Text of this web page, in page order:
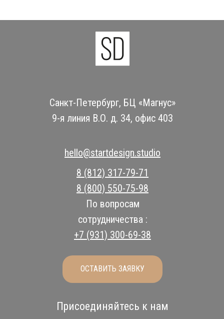
Санкт-Петербург, БЦ «Магнус»
9-я линия В.О. д. 34, офис 403
8 (812) 317-79-71
8 (800) 550-75-98
По вопросам
сотрудничества :
+7 (931) 300-69-38
hello@startdesign.studio
Присоединяйтесь к нам
ОСТАВИТЬ ЗАЯВКУ